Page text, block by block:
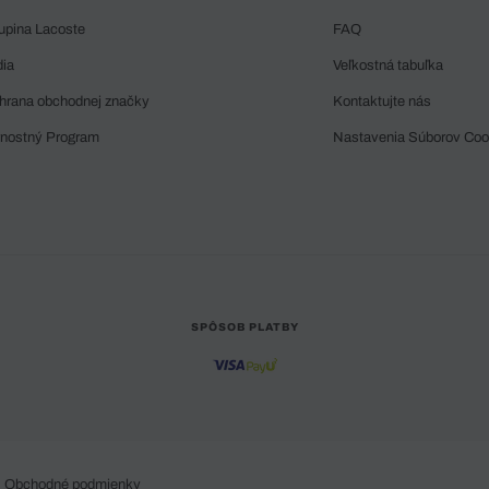
Lacoste
obchodnej značky
Program
FAQ
Veľkostná tabuľka
Kontaktujte nás
Nastavenia Súborov
SPÔSOB PLATBY
Obchodné podmienky